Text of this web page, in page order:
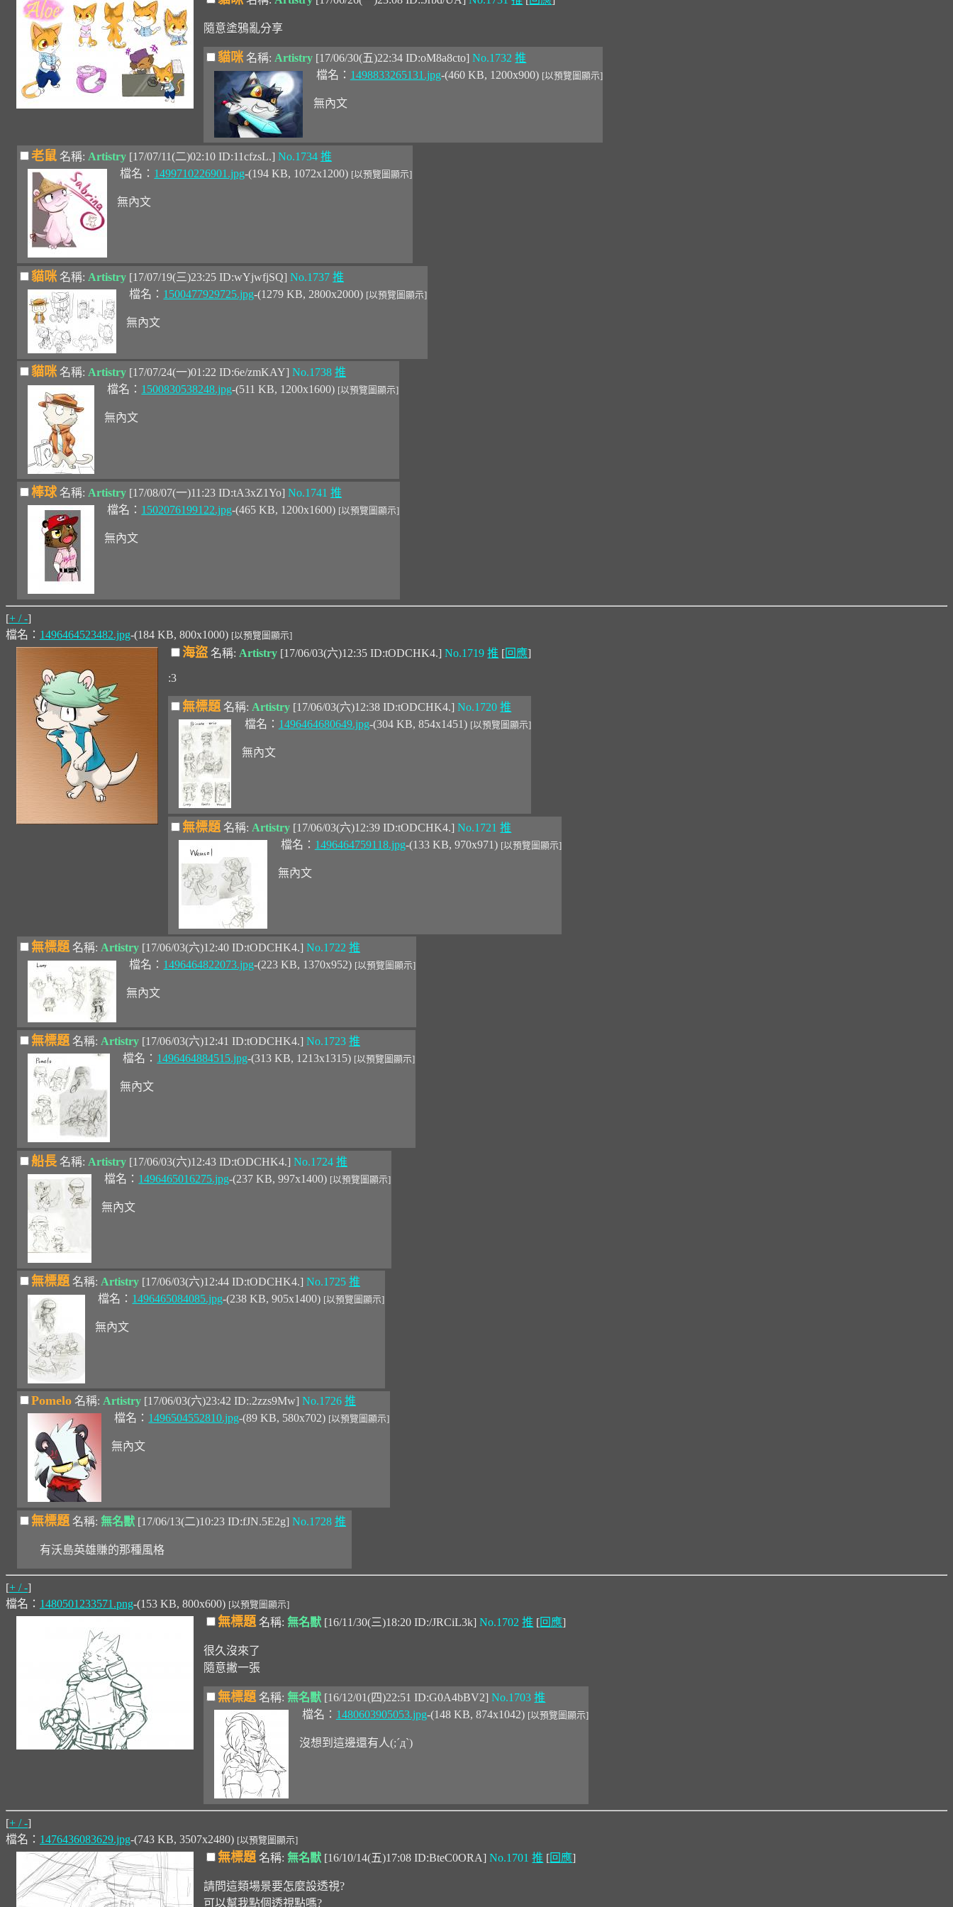
隨意塗鴉亂分享
貓咪 名稱: Artistry [17/06/30(五)22:34 ID:oM8a8cto]No.1732 推
檔名： 1498833265131.jpg-(460 KB, 1200x900) [以預覽圖顯示]
無內文
老鼠 名稱: Artistry [17/07/11(二)02:10 ID:11cfzsL.] No.1734 推
檔名： 1499710226901.jpg-(194 KB, 1072x1200) [以預覽圖顯示]
無內文
貓咪 名稱: Artistry [17/07/19(三)23:25 ID:wYjwfjSQ] No.1737 推
檔名： 1500477929725.jpg-(1279 KB, 2800x2000) [以預覽圖顯示]
無內文
貓咪 名稱: Artistry [17/07/24(一)01:22 ID:6e/zmKAY] No.1738 推
檔名： 1500830538248.jpg-(511 KB, 1200x1600) [以預覽圖顯示]
無內文
棒球 名稱: Artistry [17/08/07(一)11:23 ID:tA3xZ1Yo] No.1741 推
檔名： 1502076199122.jpg-(465 KB, 1200x1600) [以預覽圖顯示]
無內文
[+ / -]
檔名： 1496464523482.jpg-(184 KB, 800x1000) [以預覽圖顯示]
海盜 名稱: Artistry [17/06/03(六)12:35 ID:tODCHK4.]No.1719 推 [回應]
:3
無標題 名稱: Artistry [17/06/03(六)12:38 ID:tODCHK4.]No.1720 推
檔名： 1496464680649.jpg-(304 KB, 854x1451) [以預覽圖顯示]
無內文
無標題 名稱: Artistry [17/06/03(六)12:39 ID:tODCHK4.]No.1721 推
檔名： 1496464759118.jpg-(133 KB, 970x971) [以預覽圖顯示]
無內文
無標題 名稱: Artistry [17/06/03(六)12:40 ID:tODCHK4.] No.1722 推
檔名： 1496464822073.jpg-(223 KB, 1370x952) [以預覽圖顯示]
無內文
無標題 名稱: Artistry [17/06/03(六)12:41 ID:tODCHK4.] No.1723 推
檔名： 1496464884515.jpg-(313 KB, 1213x1315) [以預覽圖顯示]
無內文
船長 名稱: Artistry [17/06/03(六)12:43 ID:tODCHK4.] No.1724 推
檔名： 1496465016275.jpg-(237 KB, 997x1400) [以預覽圖顯示]
無內文
無標題 名稱: Artistry [17/06/03(六)12:44 ID:tODCHK4.] No.1725 推
檔名： 1496465084085.jpg-(238 KB, 905x1400) [以預覽圖顯示]
無內文
Pomelo 名稱: Artistry [17/06/03(六)23:42 ID:.2zzs9Mw] No.1726 推
檔名： 1496504552810.jpg-(89 KB, 580x702) [以預覽圖顯示]
無內文
無標題 名稱: 無名獸 [17/06/13(二)10:23 ID:fJN.5E2g] No.1728 推
有沃島英雄賺的那種風格
[+ / -]
檔名： 1480501233571.png-(153 KB, 800x600) [以預覽圖顯示]
無標題 名稱:無名獸 [16/11/30(三)18:20 ID:/JRCiL3k]No.1702 推 [回應]
很久沒來了
隨意撇一張
無標題 名稱: 無名獸 [16/12/01(四)22:51 ID:G0A4bBV2]No.1703 推
檔名： 1480603905053.jpg-(148 KB, 874x1042) [以預覽圖顯示]
沒想到這邊還有人(;ˊдˋ)
[+ / -]
檔名： 1476436083629.jpg-(743 KB, 3507x2480) [以預覽圖顯示]
無標題 名稱:無名獸 [16/10/14(五)17:08 ID:BteC0ORA]No.1701 推 [回應]
請問這類場景要怎麼設透視?
可以幫我點個透視點嗎?